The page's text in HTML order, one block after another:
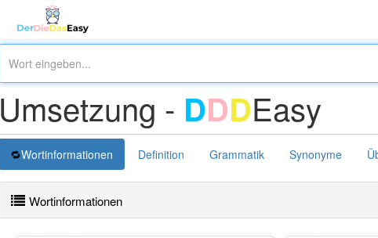
Umsetzung - DDDEasy
Wortinformationen Definition Grammatik Synonyme
Wortinformationen